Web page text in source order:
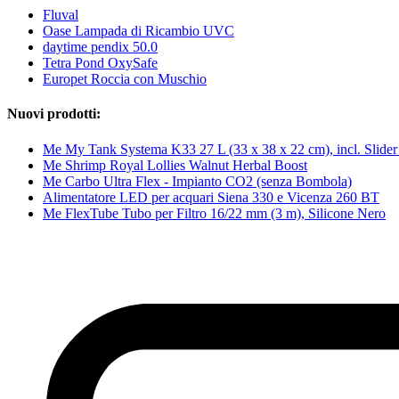
Fluval
Oase Lampada di Ricambio UVC
daytime pendix 50.0
Tetra Pond OxySafe
Europet Roccia con Muschio
Nuovi prodotti:
Me My Tank Systema K33 27 L (33 x 38 x 22 cm), incl.
Me Shrimp Royal Lollies Walnut Herbal Boost
Me Carbo Ultra Flex - Impianto CO2 (senza Bombola)
Alimentatore LED per acquari Siena 330 e Vicenza 260 BT
Me FlexTube Tubo per Filtro 16/22 mm (3 m), Silicone Nero